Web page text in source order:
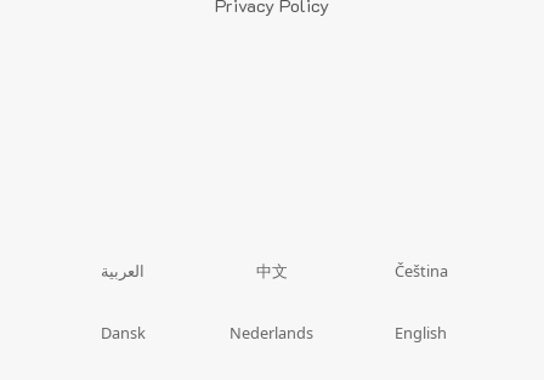
Privacy Policy
العربية 中文 Čeština
Dansk Nederlands English